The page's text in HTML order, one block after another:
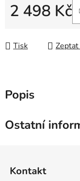
2 498 Kč
Tisk Zeptat
Popis
Ostatní
Kontakt